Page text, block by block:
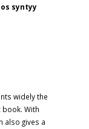
syntyy
widely the
With
also gives a